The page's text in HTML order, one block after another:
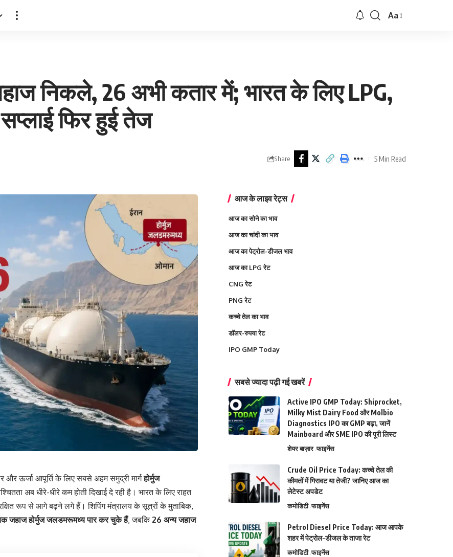
Font
Aa
निकले, 26 अभी कतार में; भारत के लिए LPG,
फिर हुई तेज
Share 5 Min Read
और ऊर्जा आपूर्ति के लिए सबसे अहम समुद्री मार्गहोर्मुज
अब धीरे-धीरे कम होती दिखाई दे रही है। भारत के लिए राहत
रूप से आगे बढ़ने लगे हैं। शिपिंग मंत्रालय के सूत्रों के मुताबिक,
जहाज होर्मुज जलडमरूमध्य पार कर चुके हैं, जबकि 26 अन्य जहाज
आज के लाइव रेट्स
आज का सोने का भाव
आज का चांदी का भाव
आज का पेट्रोल-डीजल भाव
आज का LPG रेट
CNG रेट
PNG रेट
कच्चे तेल का भाव
डॉलर-रुपया रेट
IPO GMP Today
सबसे ज्यादा पढ़ी गई खबरें
Active IPO GMP Today: Shiprocket,
Milky Mist Dairy Food और Molbio
Diagnostics IPO का GMP बढ़ा, जानें
Mainboard और SME IPO की पूरी लिस्ट
शेयर बाज़ार फाइनेंस
Crude Oil Price Today: कच्चे तेल की
कीमतों में गिरावट या तेजी? जानिए आज का
लेटेस्ट अपडेट
कमोडिटी फाइनेंस
Petrol Diesel Price Today: आज आपके
शहर में पेट्रोल-डीजल के ताजा रेट
कमोडिटी फाइनेंस